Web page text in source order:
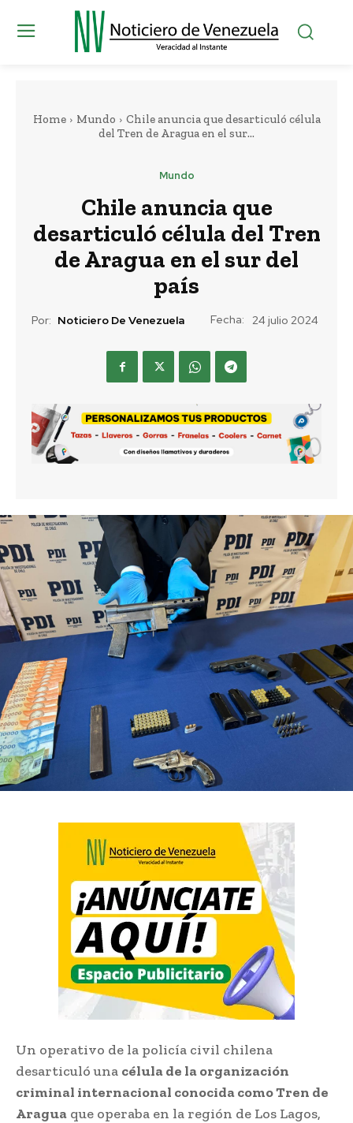
Home Mundo
Chile anuncia que desarticuló célula
del Tren de Aragua en el sur...
Mundo
Chile anuncia que
desarticuló célula del Tren
de Aragua en el sur del
país
Por: Noticiero De Venezuela Fecha: 24 julio 2024
Un operativo de la policía civil chilena
desarticuló una célula de la organización
criminal internacional conocida como Tren de
Aragua que operaba en la región de Los Lagos,